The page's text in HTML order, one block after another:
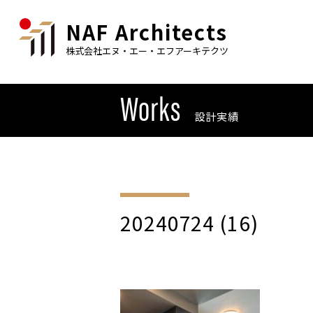
NAF Architects
株式会社エヌ・エー・エフアーキテクツ
Works 設計実績
20240724 (16)